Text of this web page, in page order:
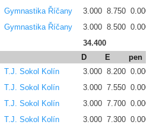
Gymnastika Říčany 3.000 8.750 0.000
Gymnastika Říčany 3.000 8.500 0.000
34.400
D E pen
T.J. Sokol Kolín 3.000 8.200 0.000
T.J. Sokol Kolín 3.000 7.550 0.000
T.J. Sokol Kolín 3.000 7.700 0.000
T.J. Sokol Kolín 3.000 7.300 0.000